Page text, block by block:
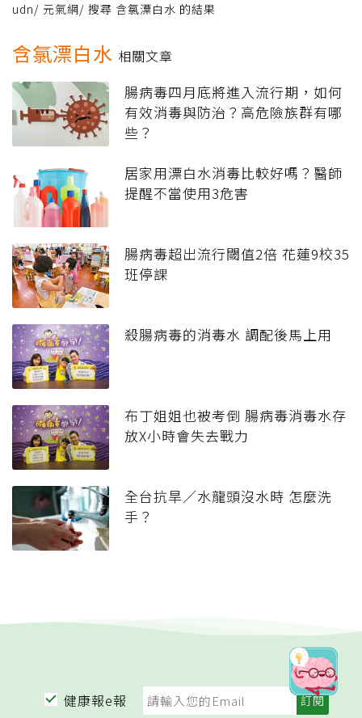
udn/ 元氣網/ 搜尋 含氯漂白水 的結果
含氯漂白水 相關文章
腸病毒四月底將進入流行期，如何
有效消毒與防治？高危險族群有哪
些？
居家用漂白水消毒比較好嗎？醫師
提醒不當使用3危害
腸病毒超出流行閾值2倍 花蓮9校35
班停課
殺腸病毒的消毒水 調配後馬上用
布丁姐姐也被考倒 腸病毒消毒水存
放X小時會失去戰力
全台抗旱／水龍頭沒水時 怎麼洗
手？
健康報e報